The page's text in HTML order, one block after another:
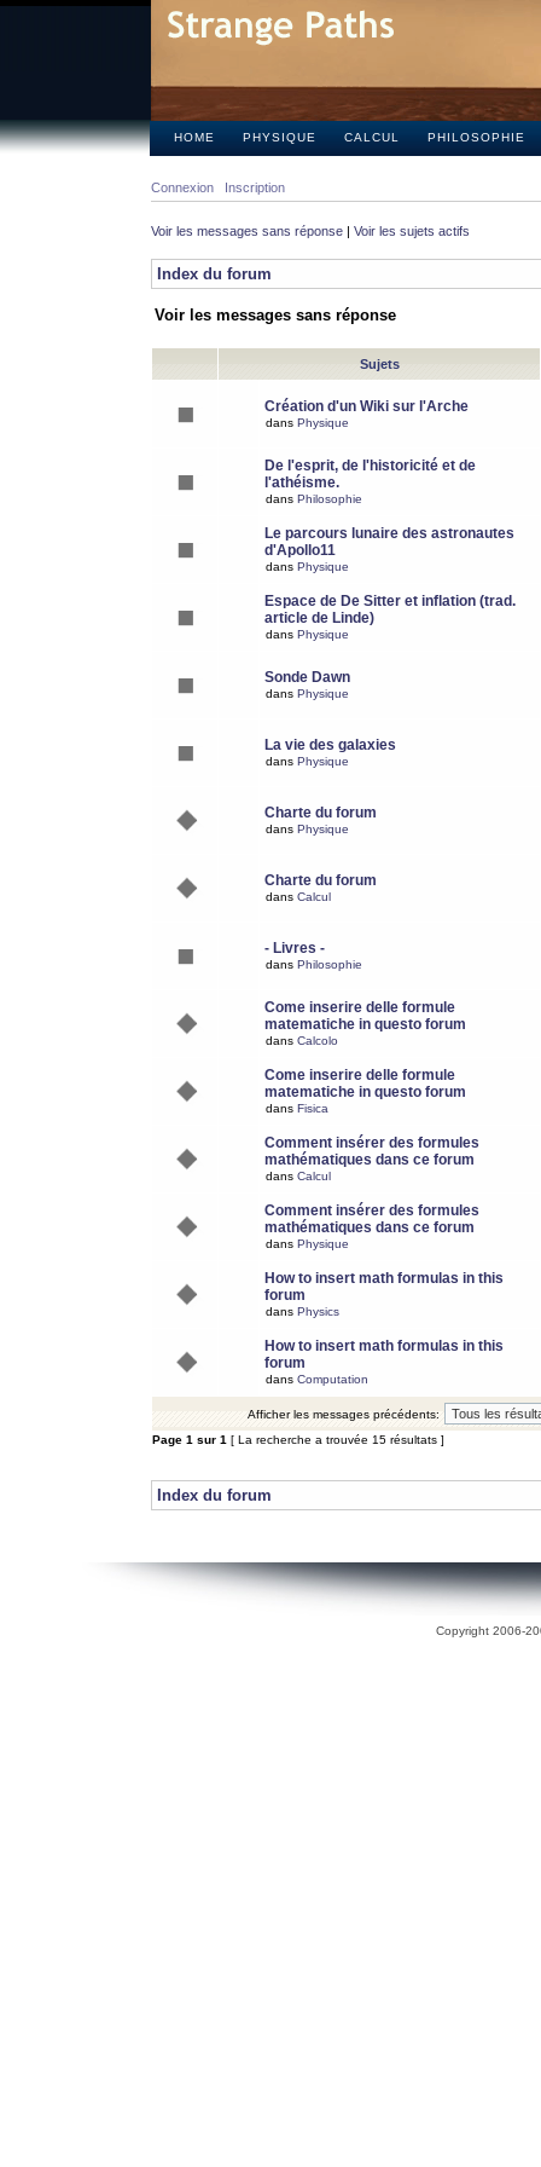
HOME PHYSIQUE CALCUL PHILOSOPHIE
Connexion Inscription
Voir les messages sans réponse | Voir les sujets actifs
Index du forum
Voir les messages sans réponse
Sujets
Création d'un Wiki sur l'Arche
dans Physique
De l'esprit, de l'historicité et de
l'athéisme.
dans Philosophie
Le parcours lunaire des astronautes
d'Apollo11
dans Physique
Espace de De Sitter et inflation (trad.
article de Linde)
dans Physique
Sonde Dawn
dans Physique
La vie des galaxies
dans Physique
Charte du forum
dans Physique
Charte du forum
dans Calcul
- Livres -
dans Philosophie
Come inserire delle formule
matematiche in questo forum
dans Calcolo
Come inserire delle formule
matematiche in questo forum
dans Fisica
Comment insérer des formules
mathématiques dans ce forum
dans Calcul
Comment insérer des formules
mathématiques dans ce forum
dans Physique
How to insert math formulas in this
forum
dans Physics
How to insert math formulas in this
forum
dans Computation
Afficher les messages précédents:
Page 1 sur 1 [ La recherche a trouvée 15 résultats ]
Index du forum
Copyright 2006-